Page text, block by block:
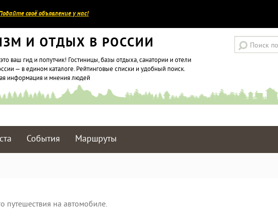
своё объявление у нас!
И ОТДЫХ В РОССИИ
ваш гид и попутчик! Гостиницы, базы отдыха, санатории и отели
— в едином каталоге. Рейтинговые списки и удобный поиск.
информация и мнения людей
События Маршруты
путешествия на автомобиле.